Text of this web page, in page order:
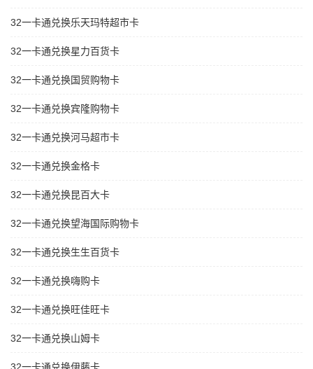
32一卡通兑换乐天玛特超市卡
32一卡通兑换星力百货卡
32一卡通兑换国贸购物卡
32一卡通兑换宾隆购物卡
32一卡通兑换河马超市卡
32一卡通兑换金格卡
32一卡通兑换昆百大卡
32一卡通兑换望海国际购物卡
32一卡通兑换生生百货卡
32一卡通兑换嗨购卡
32一卡通兑换旺佳旺卡
32一卡通兑换山姆卡